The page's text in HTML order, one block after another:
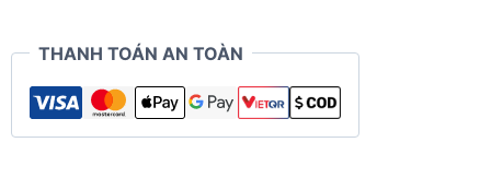
quantity
THANH TOÁN AN TOÀN